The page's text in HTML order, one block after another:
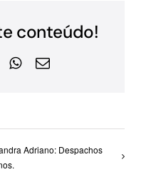
conteúdo!
WhatsApp
E-
Adriano: Despachos